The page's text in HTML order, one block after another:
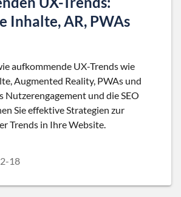
Inhalte, AR, PWAs
aufkommende UX-Trends wie
Augmented Reality, PWAs und
Nutzerengagement und die SEO
Sie effektive Strategien zur
Trends in Ihre Website.
18